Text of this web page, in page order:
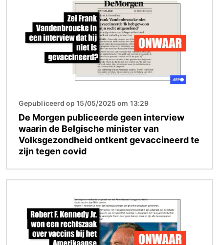
Gepubliceerd op 15/05/2025 om 13:29
De Morgen publiceerde geen interview
waarin de Belgische minister van
Volksgezondheid ontkent gevaccineerd te
zijn tegen covid